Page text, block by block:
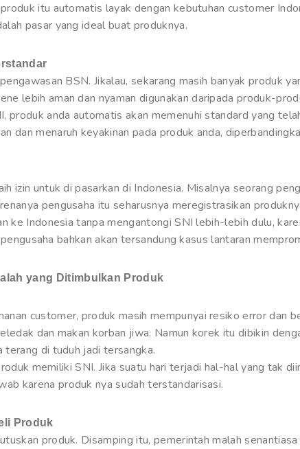
itu automatis layak dengan kebutuhan customer
pasar yang ideal buat produknya.
BSN. Jikalau, sekarang masih banyak produk
lebih aman dan nyaman digunakan daripada produk-
produk anda automatis akan memenuhi standard yang
dan menaruh keyakinan pada produk anda,
izin untuk di pasarkan di Indonesia. Misalnya seorang
pengusaha itu seharusnya meregistrasikan
ke Indonesia tanpa mengantongi SNI lebih-lebih dulu,
bahkan akan tersandung kasus lantaran
yang Ditimbulkan Produk
customer, produk masih mempunyai resiko error dan
dan makan korban jiwa. Namun korek itu dibikin
terang di tuduh jadi tersangka.
memiliki SNI. Jika suatu hari terjadi hal-hal yang tak
karena produk nya sudah terstandarisasi.
Produk
produk. Disamping itu, pemerintah malah